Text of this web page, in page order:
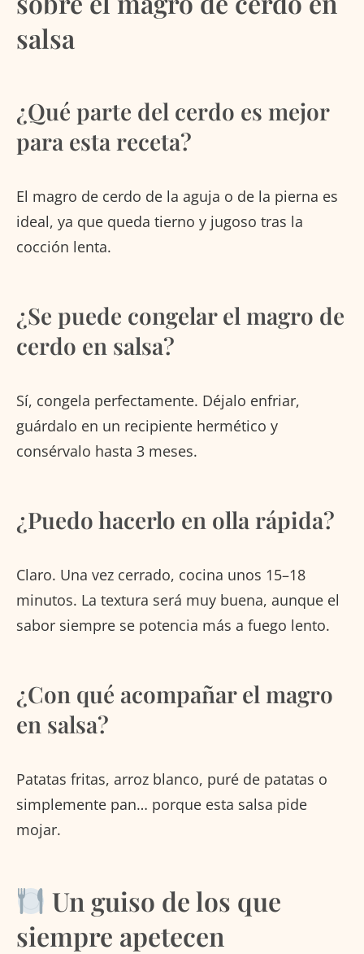
salsa
¿Qué parte del cerdo es mejor
para esta receta?
El magro de cerdo de la aguja o de la pierna es
ideal, ya que queda tierno y jugoso tras la
cocción lenta.
¿Se puede congelar el magro de
cerdo en salsa?
Sí, congela perfectamente. Déjalo enfriar,
guárdalo en un recipiente hermético y
consérvalo hasta 3 meses.
¿Puedo hacerlo en olla rápida?
Claro. Una vez cerrado, cocina unos 15–18
minutos. La textura será muy buena, aunque el
sabor siempre se potencia más a fuego lento.
¿Con qué acompañar el magro
en salsa?
Patatas fritas, arroz blanco, puré de patatas o
simplemente pan… porque esta salsa pide
mojar.
Un guiso de los que
siempre apetecen